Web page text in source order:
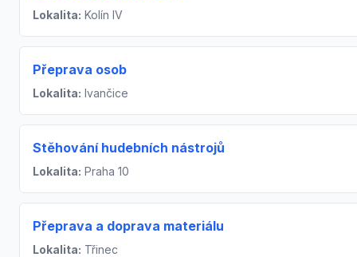
Lokalita: Kolín IV
Přeprava osob
Lokalita: Ivančice
Stěhování hudebních nástrojů
Lokalita: Praha 10
Přeprava a doprava materiálu
Lokalita: Třinec